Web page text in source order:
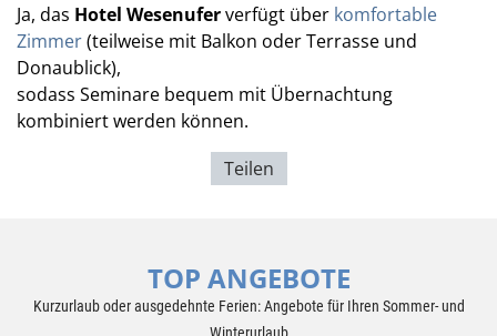
Ja, das Hotel Wesenuferverfügt über komfortable
Zimmer(teilweise mit Balkon oder Terrasse und
Donaublick),
sodass Seminare bequem mit Übernachtung
kombiniert werden können.
Teilen
TOP ANGEBOTE
Kurzurlaub oder ausgedehnte Ferien: Angebote für Ihren Sommer- und
Winterurlaub